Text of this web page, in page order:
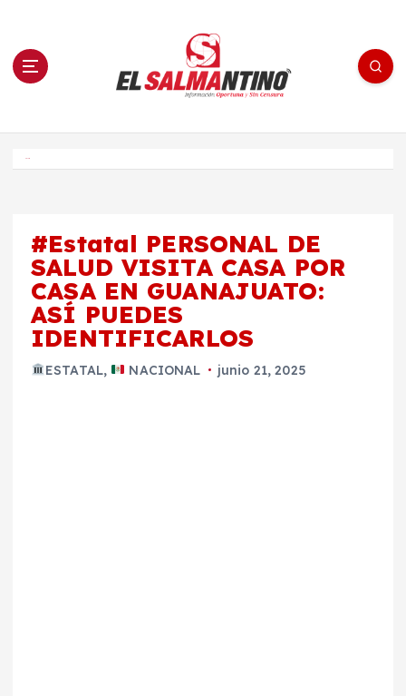
n El Salmantino - medios/noticias/editorial
#Estatal PERSONAL DE
SALUD VISITA CASA POR
CASA EN GUANAJUATO:
ASÍ PUEDES
IDENTIFICARLOS
ESTATAL, NACIONAL junio 21, 2025